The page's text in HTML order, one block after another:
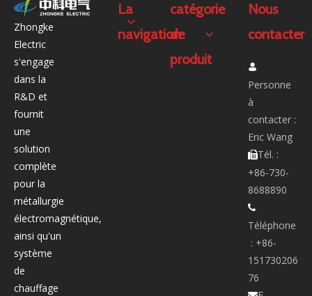
Zhongke
Electric
s'engage
dans la
R&D et
fournit
une
solution
complète
pour la
métallurgie
électromagnétique,
ainsi qu'un
système
de
chauffage
La
navigation
catégorie
de
produit
Nous
contacter

Personne
à
contacter :
Eric Wang
Tél. :
+86-730-
8688890

Téléphone
: +86-
151730206
76